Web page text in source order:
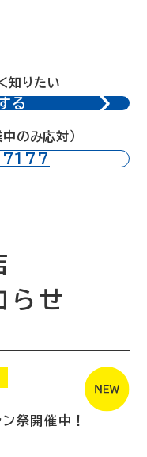
知りたい
る
のみ応対）
らせ
祭開催中！